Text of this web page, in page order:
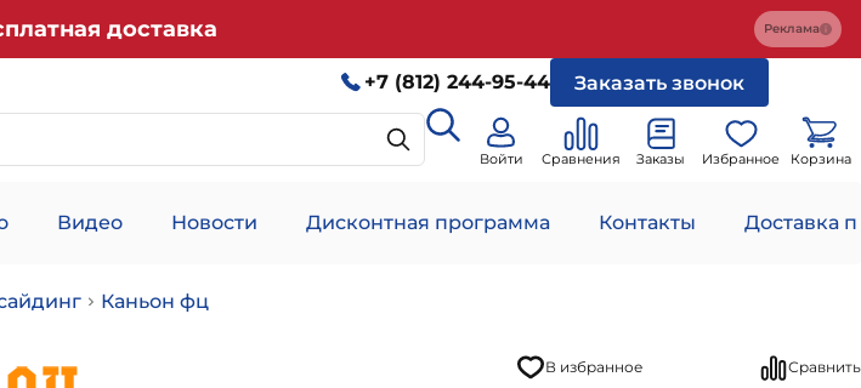
доставка Реклама
+7 (812) 244-95-44 Заказать звонок
Войти Сравнения Заказы Избранное Корзина
Видео Новости Дисконтная программа Контакты Доставка
Каньон фц
В избранное Сравнить